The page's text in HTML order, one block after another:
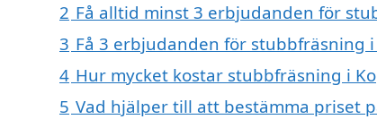
2 Få alltid minst 3 erbjudanden för
3 Få 3 erbjudanden för stubbfräsning
4 Hur mycket kostar stubbfräsning i
5 Vad hjälper till att bestämma priset